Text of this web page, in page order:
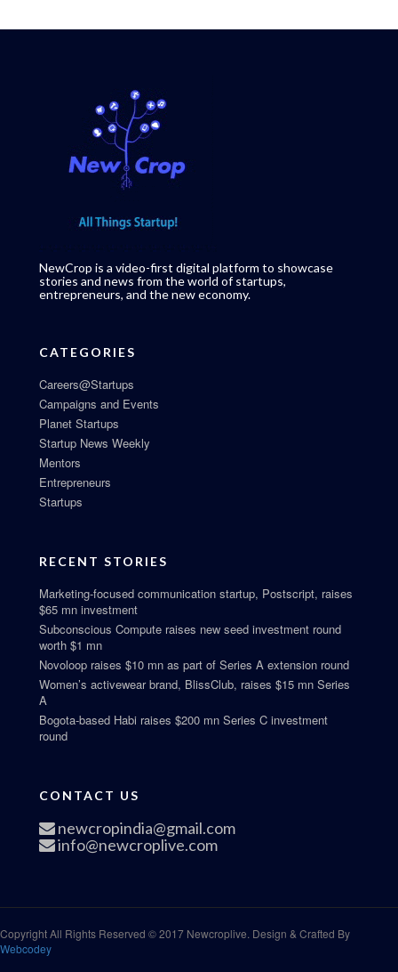
NewCrop is a video-first digital platform to showcase
stories and news from the world of startups,
entrepreneurs, and the new economy.
CATEGORIES
Careers@Startups
Campaigns and Events
Planet Startups
Startup News Weekly
Mentors
Entrepreneurs
Startups
RECENT STORIES
Marketing-focused communication startup, Postscript, raises
$65 mn investment
Subconscious Compute raises new seed investment round
worth $1 mn
Novoloop raises $10 mn as part of Series A extension round
Women’s activewear brand, BlissClub, raises $15 mn Series
A
Bogota-based Habi raises $200 mn Series C investment
round
CONTACT US
newcropindia@gmail.com
info@newcroplive.com
Copyright All Rights Reserved © 2017 Newcroplive. Design & Crafted By
Webcodey